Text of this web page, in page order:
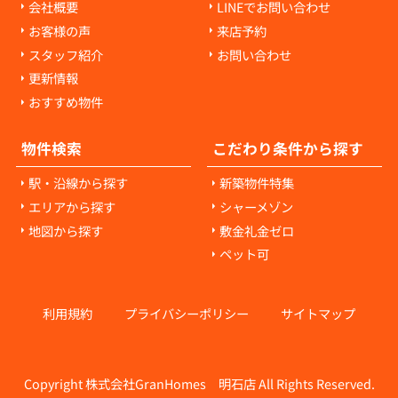
会社概要
お客様の声
スタッフ紹介
更新情報
おすすめ物件
LINEでお問い合わせ
来店予約
お問い合わせ
物件検索
駅・沿線から探す
エリアから探す
地図から探す
こだわり条件から探す
新築物件特集
シャーメゾン
敷金礼金ゼロ
ペット可
利用規約 プライバシーポリシー サイトマップ
Copyright 株式会社GranHomes 明石店 All Rights Reserved.